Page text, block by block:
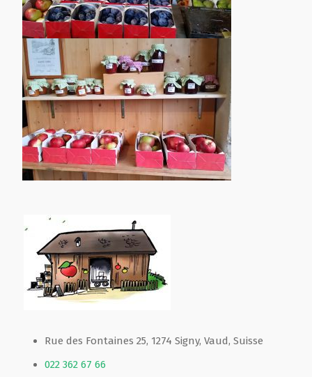
Rue des Fontaines 25, 1274 Signy, Vaud, Suisse
022 362 67 66